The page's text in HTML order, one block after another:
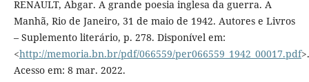
RENAULT, Abgar. A grande poesia inglesa da guerra. A
Manhã, Rio de Janeiro, 31 de maio de 1942. Autores e Livros
– Suplemento literário, p. 278. Disponível em:
<http://memoria.bn.br/pdf/066559/per066559_1942_00017.pdf>.
Acesso em: 8 mar. 2022.